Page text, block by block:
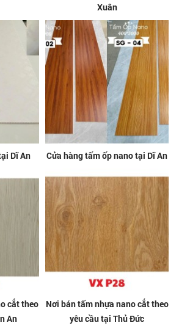
Xuân
Dĩ An Cửa hàng tấm ốp nano tại Dĩ An
cắt theo
An
Nơi bán tấm nhựa nano cắt theo
yêu cầu tại Thủ Đức